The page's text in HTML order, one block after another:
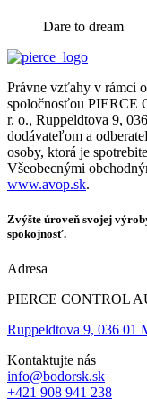
Dare to dream
Právne vzťahy v rámci
spoločnosťou
r. o., Ruppeldtova 9,
dodávateľom a
osoby, ktorá je
Všeobecnými
www.avop.sk.
Zvýšte úroveň svojej
spokojnosť.
Adresa
PIERCE CONTROL
Ruppeldtova 9, 036 01
Kontaktujte nás
info@bodorsk.sk
+421 908 941 238